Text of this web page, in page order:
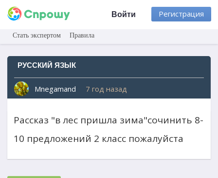
Регистрация
Войти
Стать экспертом Правила
РУССКИЙ ЯЗЫК
Mnegamand 7 год назад
Рассказ "в лес пришла зима"сочинить 8-
10 предложений 2 класс пожалуйста